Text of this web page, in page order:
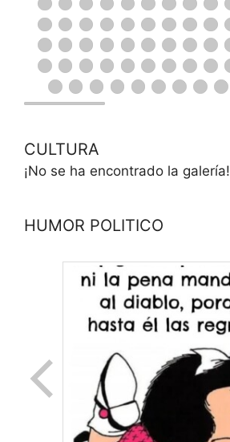
CULTURA
¡No se ha encontrado la galería!
HUMOR POLITICO